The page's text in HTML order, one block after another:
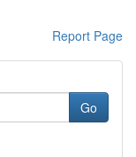
Report Page
Go